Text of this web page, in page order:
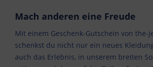
Mach anderen eine Freude
Mit einem Geschenk-Gutschein von the-
schenkst du nicht nur ein neues
auch das Erlebnis, in unserem breiten